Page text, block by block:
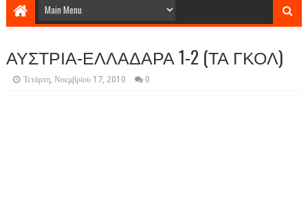
ΑΥΣΤΡΙΑ-ΕΛΛΑΔΑΡΑ 1-2 (ΤΑ ΓΚΟΛ)
Τετάρτη, Νοεμβρίου 17, 2010 0